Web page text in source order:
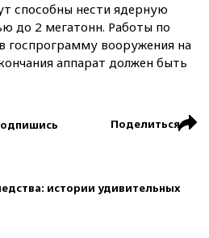
способны нести ядерную
до 2 мегатонн. Работы по
госпрограмму вооружения на
аппарат должен быть
Поделиться
истории удивительных